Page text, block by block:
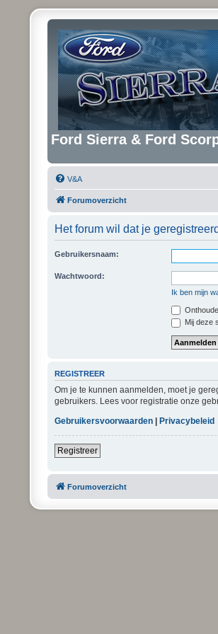
Ford Sierra & Ford
V&A
Forumoverzicht
Het forum wil dat je
Gebruikersnaam:
Wachtwoord:
Ik ben mijn
Mij deze
REGISTREER
Om je te kunnen aanmelden, moet je
gebruikers. Lees voor registratie onze
Gebruikersvoorwaarden
Privacybeleid
Registreer
Forumoverzicht